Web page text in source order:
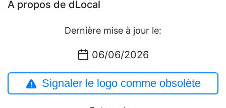
À propos de dLocal
Dernière mise à jour le:
06/06/2026
Signaler le logo comme obsolète